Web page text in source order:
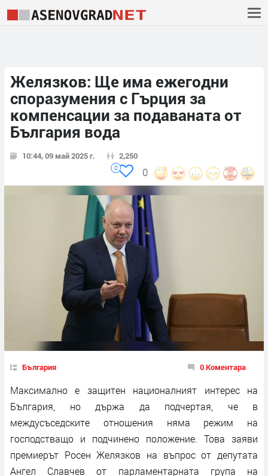
Желязков: Ще има ежегодни
споразумения с Гърция за
компенсации за подаваната от
България вода
10:44, 09 май 2025 г. 2,250
0
0
България 0 Коментара
Максимално е защитен националният интерес на
България, но държа да подчертая, че в
междусъседските отношения няма режим на
господстващо и подчинено положение. Това заяви
премиерът Росен Желязков на въпрос от депутата
Ангел Славчев от парламентарната група на